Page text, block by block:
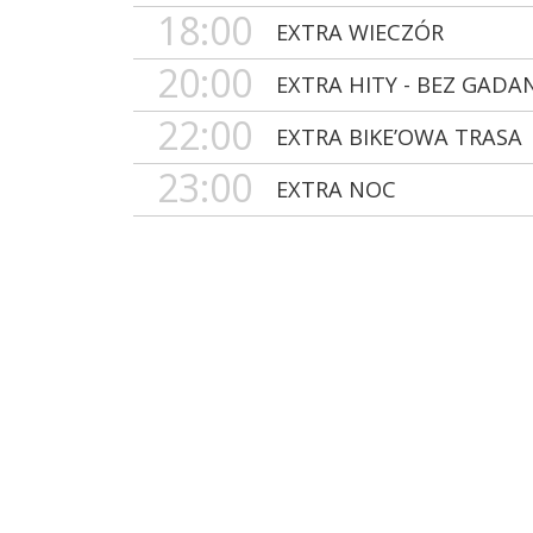
18:00
EXTRA WIECZÓR
20:00 EXTRA HITY - BEZ
22:00 EXTRA BIKE’OWA TRASA
23:00 EXTRA NOC